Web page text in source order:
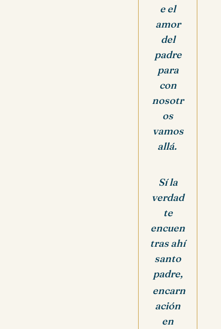
e el
amor
del
padre
para
con
nosotr
os
vamos
allá.
Sí la
verdad
te
encuen
tras ahí
santo
padre,
encarn
ación
en